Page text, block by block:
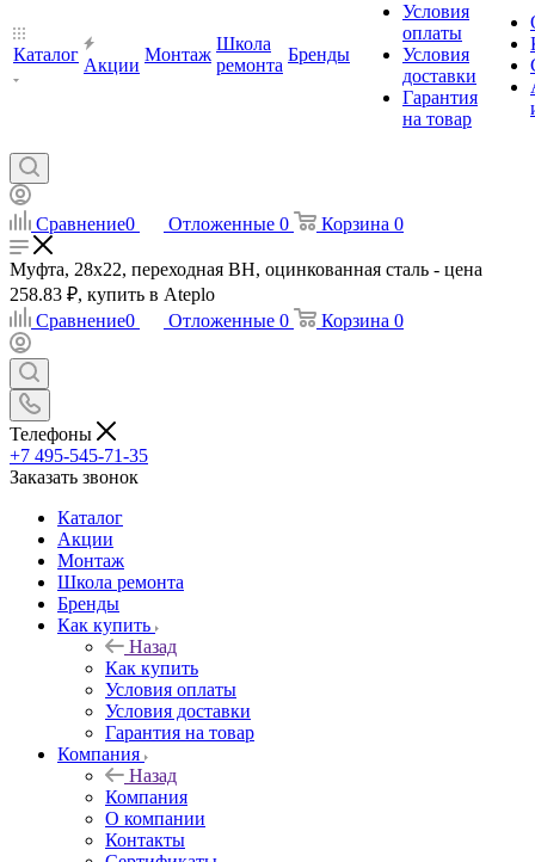
Каталог
Акции
Монтаж
Школа
ремонта
Бренды
Условия
оплаты
Условия
доставки
Гарантия
на товар
Сравнение0 Отложенные 0 Корзина 0
Муфта, 28x22, переходная ВН, оцинкованная сталь - цена
258.83 ₽, купить в Ateplo
Сравнение0 Отложенные 0 Корзина 0
Телефоны
+7 495-545-71-35
Заказать звонок
Каталог
Акции
Монтаж
Школа ремонта
Бренды
Как купить
Назад
Как купить
Условия оплаты
Условия доставки
Гарантия на товар
Компания
Назад
Компания
О компании
Контакты